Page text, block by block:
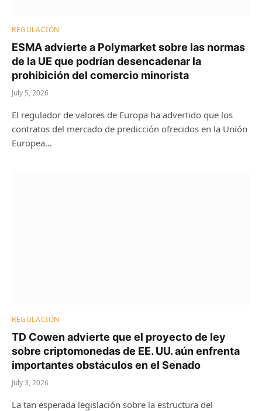
REGULACIÓN
ESMA advierte a Polymarket sobre las normas
de la UE que podrían desencadenar la
prohibición del comercio minorista
July 5, 2026
El regulador de valores de Europa ha advertido que los
contratos del mercado de predicción ofrecidos en la Unión
Europea…
REGULACIÓN
TD Cowen advierte que el proyecto de ley
sobre criptomonedas de EE. UU. aún enfrenta
importantes obstáculos en el Senado
July 3, 2026
La tan esperada legislación sobre la estructura del